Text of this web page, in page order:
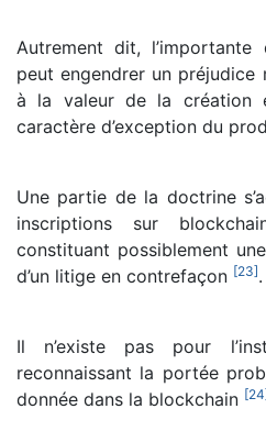
Autrement dit,
peut engendrer un préjudice
à la valeur de la création
caractère d’exception du
Une partie de la doctrine
inscriptions sur
constituant possiblement
d’un litige en contrefaçon [23].
Il n’existe pas pour
reconnaissant la portée
donnée dans la blockchain [24